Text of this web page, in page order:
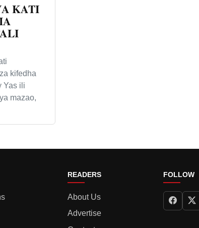
KATI
kifedha
Yas ili
mazao,
READERS
About Us
Advertise
FOLLOW